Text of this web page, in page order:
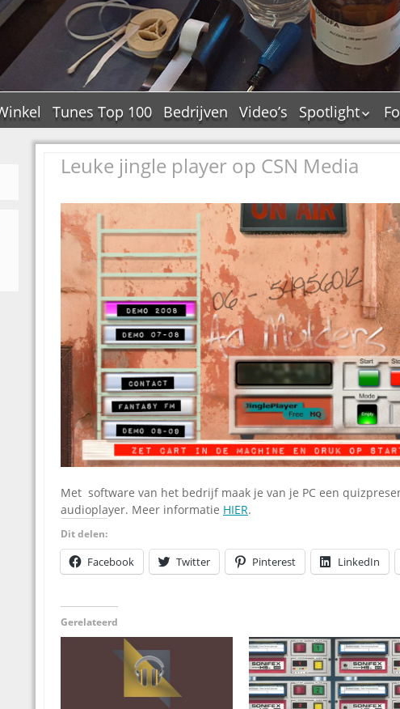
Tunes Top 100 Bedrijven Video’s
Spotlight
De
wie zijn de
Jingledemo’s
Dallas jingle
De Tourtune
Ferry Maat 65
Ferry Maat
Jingle Awards
Jingle NIEUW
Stoomfluit
Vaak
Uitvinding
jinglecassette
Leuke jingle player op CSN Media
Met software van het bedrijf maak je van je PC een
audioplayer. Meer informatie HIER.
Dit delen:
Facebook Twitter Pinterest LinkedIn
Gerelateerd